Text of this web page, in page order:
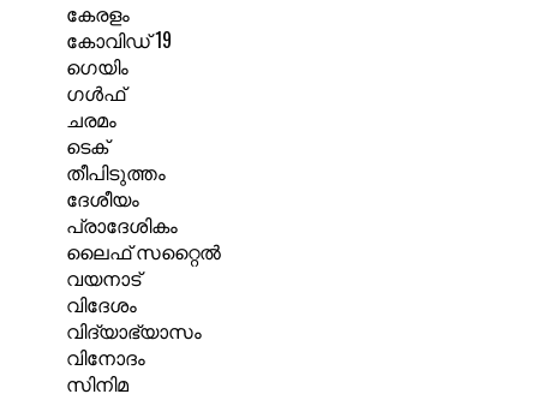
കേരളം
കോവിഡ് 19
ഗെയിം
ഗൾഫ്
ചരമം
ടെക്
തീപിടുത്തം
ദേശീയം
പ്രാദേശികം
ലൈഫ് സറ്റൈൽ
വയനാട്
വിദേശം
വിദ്യാഭ്യാസം
വിനോദം
സിനിമ